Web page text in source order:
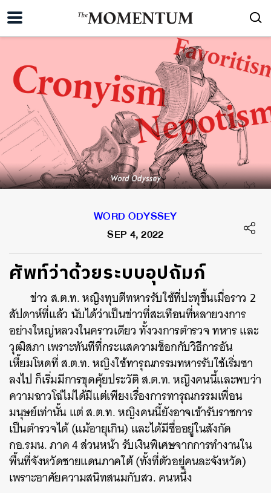
WORD ODYSSEY
SEP 4, 2022
ศัพท์ว่าด้วยระบบอุปถัมภ์
ข่าว ส.ต.ท. หญิงทุบตีทหารรับใช้ที่ปะทุขึ้นเมื่อราว 2
สัปดาห์ที่แล้ว นับได้ว่าเป็นข่าวที่สะเทือนที่หลายวงการ
อย่างใหญ่หลวงในคราวเดียว ทั้งวงการตำรวจ ทหาร และ
วุฒิสภา เพราะทันทีที่กระแสความช็อกกับวิธีการอัน
เหี้ยมโหดที่ ส.ต.ท. หญิงใช้ทารุณกรรมทหารรับใช้เริ่มซา
ลงไป ก็เริ่มมีการขุดคุ้ยประวัติ ส.ต.ท. หญิงคนนี้และพบว่า
ความฉาวโฉ่ไม่ได้มีแต่เพียงเรื่องการทารุณกรรมเพื่อน
มนุษย์เท่านั้น แต่ ส.ต.ท. หญิงคนนี้ยังอาจเข้ารับราชการ
เป็นตำรวจได้ (แม้อายุเกิน) และได้มีชื่ออยู่ในสังกัด
กอ.รมน. ภาค 4 ส่วนหน้า รับเงินพิเศษจากการทำงานใน
พื้นที่จังหวัดชายแดนภาคใต้ (ทั้งที่ตัวอยู่คนละจังหวัด)
เพราะอาศัยความสนิทสนมกับสว. คนหนึ่ง